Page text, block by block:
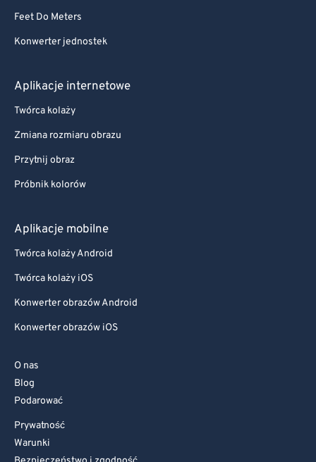
Feet Do Meters
Konwerter jednostek
Aplikacje internetowe
Twórca kolaży
Zmiana rozmiaru obrazu
Przytnij obraz
Próbnik kolorów
Aplikacje mobilne
Twórca kolaży Android
Twórca kolaży iOS
Konwerter obrazów Android
Konwerter obrazów iOS
O nas
Blog
Podarować
Prywatność
Warunki